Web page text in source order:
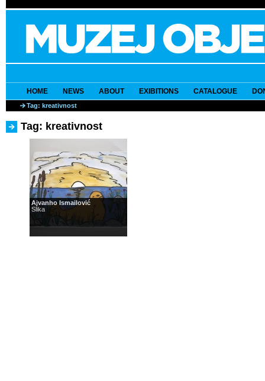
HOME NEWS ABOUT EXIBITIONS CATALOGUE
Tag: kreativnost
Tag: kreativnost
Ajvanho Ismailović
Slika